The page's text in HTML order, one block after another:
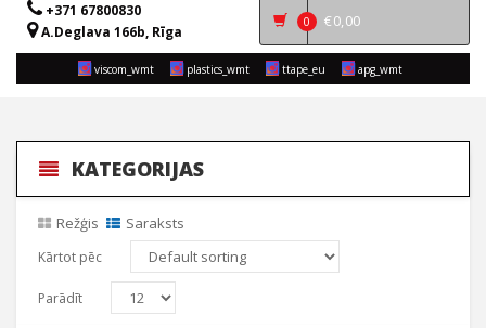
+371 67800830
A.Deglava 166b, Rīga
0 €0,00
viscom_wmt plastics_wmt ttape_eu apg_wmt
KATEGORIJAS
Režģis Saraksts
Kārtot pēc
Parādīt